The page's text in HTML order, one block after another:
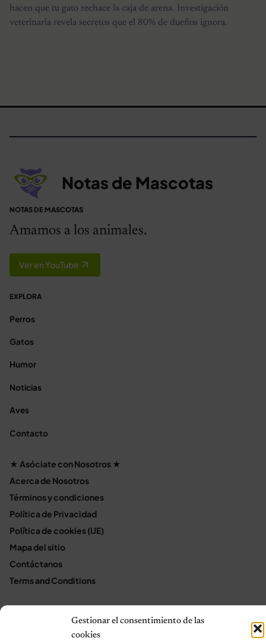
Gestionar el consentimiento de las
cookies
hacen que tu gato rechace la caja de arena. Investigación
veterinaria revela secretos que el 80% de dueños ignora.
Notas de Mascotas
NOTAS DE MASCOTAS
Amamos a los animales.
Ver en YouTube
EXPLORA
Perros
Gatos
Humor
Noticias
Aves
Contacto
★ Asóciate con Nosotros ★
Acerca de Nosotros
Términos y condiciones
Política de Privacidad
Política de cookies (UE)
Mapa del sitio
Contáctanos
Terms and Conditions
Política de privacidad